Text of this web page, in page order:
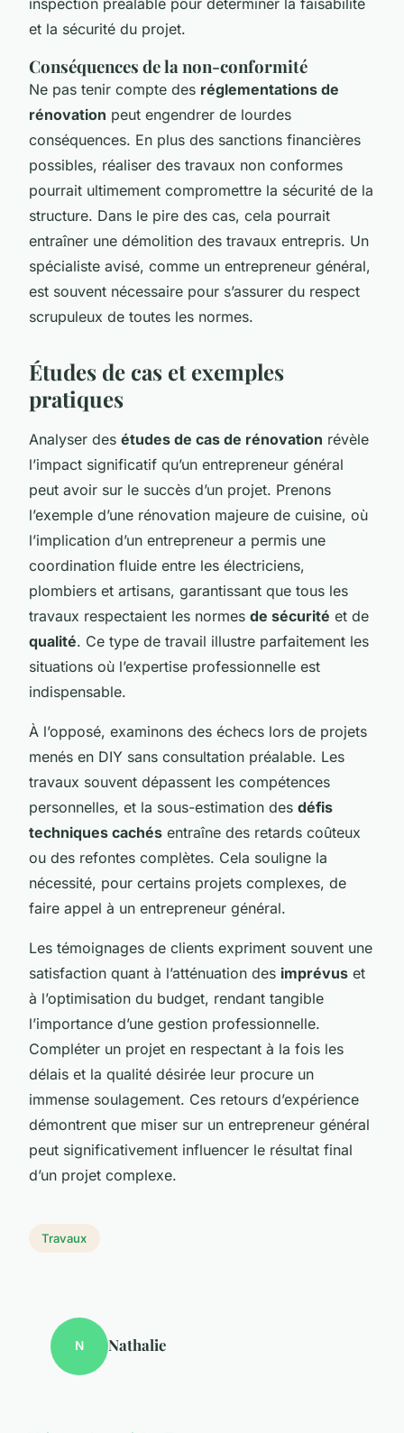
et la sécurité du projet.
Conséquences de la non-conformité
Ne pas tenir compte des réglementations de
rénovation peut engendrer de lourdes
conséquences. En plus des sanctions financières
possibles, réaliser des travaux non conformes
pourrait ultimement compromettre la sécurité de la
structure. Dans le pire des cas, cela pourrait
entraîner une démolition des travaux entrepris. Un
spécialiste avisé, comme un entrepreneur général,
est souvent nécessaire pour s’assurer du respect
scrupuleux de toutes les normes.
Études de cas et exemples
pratiques
Analyser des études de cas de rénovation révèle
l’impact significatif qu’un entrepreneur général
peut avoir sur le succès d’un projet. Prenons
l’exemple d’une rénovation majeure de cuisine, où
l’implication d’un entrepreneur a permis une
coordination fluide entre les électriciens,
plombiers et artisans, garantissant que tous les
travaux respectaient les normes de sécurité et de
qualité. Ce type de travail illustre parfaitement les
situations où l’expertise professionnelle est
indispensable.
À l’opposé, examinons des échecs lors de projets
menés en DIY sans consultation préalable. Les
travaux souvent dépassent les compétences
personnelles, et la sous-estimation des défis
techniques cachés entraîne des retards coûteux
ou des refontes complètes. Cela souligne la
nécessité, pour certains projets complexes, de
faire appel à un entrepreneur général.
Les témoignages de clients expriment souvent une
satisfaction quant à l’atténuation des imprévus et
à l’optimisation du budget, rendant tangible
l’importance d’une gestion professionnelle.
Compléter un projet en respectant à la fois les
délais et la qualité désirée leur procure un
immense soulagement. Ces retours d’expérience
démontrent que miser sur un entrepreneur général
peut significativement influencer le résultat final
d’un projet complexe.
Travaux
N Nathalie